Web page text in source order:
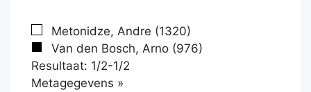
Metonidze, Andre (1320)
Van den Bosch, Arno (976)
Resultaat: 1/2-1/2
Metagegevens »